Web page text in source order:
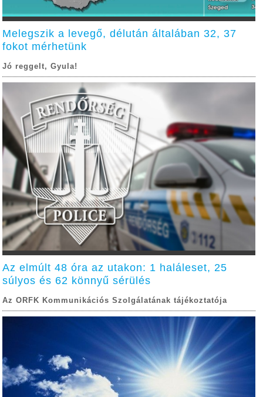
Melegszik a levegő, délután általában 32, 37
fokot mérhetünk
Jó reggelt, Gyula!
Az elmúlt 48 óra az utakon: 1 haláleset, 25
súlyos és 62 könnyű sérülés
Az ORFK Kommunikációs Szolgálatának tájékoztatója